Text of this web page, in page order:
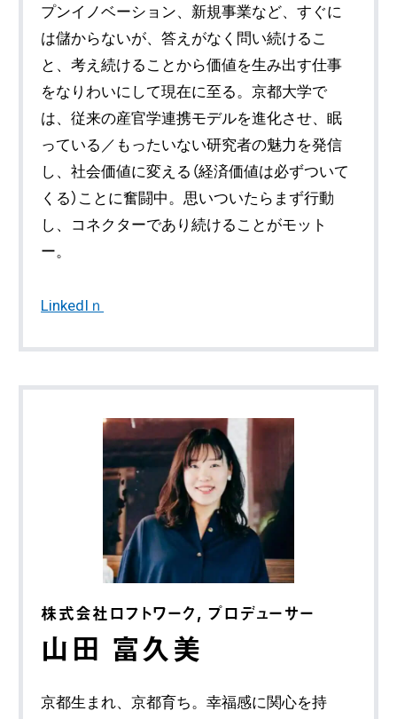
プンイノベーション、新規事業など、すぐに
は儲からないが、答えがなく問い続けるこ
と、考え続けることから価値を生み出す仕事
をなりわいにして現在に至る。京都大学で
は、従来の産官学連携モデルを進化させ、眠
っている／もったいない研究者の魅力を発信
し、社会価値に変える（経済価値は必ずついて
くる）ことに奮闘中。思いついたらまず行動
し、コネクターであり続けることがモット
ー。
LinkedIｎ
株式会社ロフトワーク, プロデューサー
山田 富久美
京都生まれ、京都育ち。幸福感に関心を持